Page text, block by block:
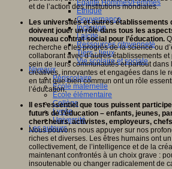
Egalité Hommes/Femmes
Ethique
Gouvernance
Inclusion
Laïcité
Ressources citoyenneté
Tiers - lieux
Vie scolaire et sociale
Niveaux
Périscolaire
Ecole maternelle
Ecole élémentaire
Collège
Lycée
Université
Les auteurs
et de l’action des institutions mondiales.
Les universités et autres établissements
doivent jouer un rôle dans tous les
nouveau contrat social pour l’éducation.
recherche et les progrès de la science ou
collaborant avec d’autres établissements
sein de leurs communautés et partout
créatives, innovantes et engagées dans le
en tant que bien commun ont un rôle
l’éducation.
Il est essentiel que tous puissent
futurs de l’éducation – enfants, jeunes,
chercheurs, activistes, employeurs,
Nous pouvons nous appuyer sur nos
riches et diverses. Les êtres humains ont
collectivement, de l’intelligence et de la
maintenant confrontés à un choix grave :
insoutenable ou changer radicalement de